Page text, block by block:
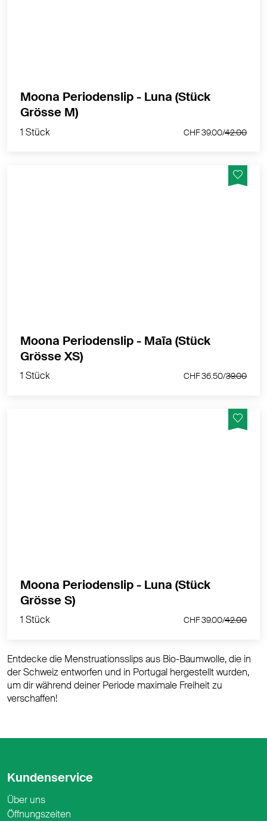
1 Stück
Moona Periodenslip - Luna (Stück
Grösse M)
1 Stück CHF 39.00/42.00
1 Stück
Moona Periodenslip - Maīa (Stück
Grösse XS)
1 Stück CHF 36.50/39.00
1 Stück
Moona Periodenslip - Luna (Stück
Grösse S)
1 Stück CHF 39.00/42.00
Entdecke die Menstruationsslips aus Bio-Baumwolle, die in
der Schweiz entworfen und in Portugal hergestellt wurden,
um dir während deiner Periode maximale Freiheit zu
verschaffen!
Kundenservice
Über uns
Öffnungszeiten